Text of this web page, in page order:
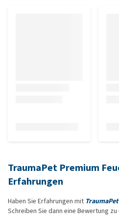
TraumaPet Premium
Erfahrungen
Haben Sie Erfahrungen mit
Schreiben Sie dann eine Bewertung